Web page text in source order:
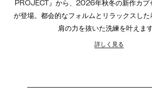
PROJECT』から、2026年秋冬の新作カプ
が登場。都会的なフォルムとリラックスした
肩の力を抜いた洗練を叶えます
詳しく見る